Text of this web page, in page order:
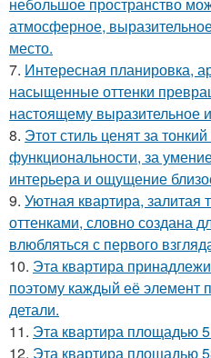
небольшое пространство
атмосферное,
место.
7. Интересная планировка,
насыщенные оттенки
настоящему выразительное
8. Этот стиль ценят за
функциональности, за
интерьера и ощущение
9. Уютная квартира,
оттенками, словно создана
влюбляться с первого
10. Эта квартира
поэтому каждый её элемент
детали.
11. Эта квартира площадью
12. Эта квартира площадью